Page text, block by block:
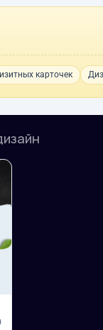
карточек